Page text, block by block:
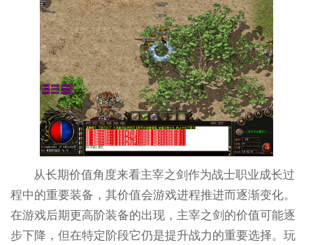
从长期价值角度来看主宰之剑作为战士职业成长过
程中的重要装备，其价值会游戏进程推进而逐渐变化。
在游戏后期更高阶装备的出现，主宰之剑的价值可能逐
步下降，但在特定阶段它仍是提升战力的重要选择。玩